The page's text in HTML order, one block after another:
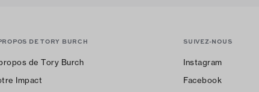
DE TORY BURCH
de Tory Burch
Impact
SUIVEZ-NOUS
Instagram
Facebook